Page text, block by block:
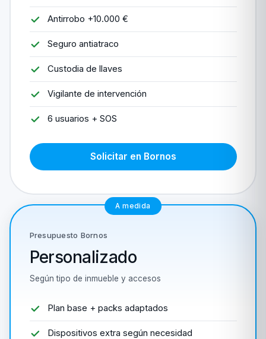
Antirrobo +10.000 €
Seguro antiatraco
Custodia de llaves
Vigilante de intervención
6 usuarios + SOS
Solicitar en Bornos
A medida
Presupuesto Bornos
Personalizado
Según tipo de inmueble y accesos
Plan base + packs adaptados
Dispositivos extra según necesidad